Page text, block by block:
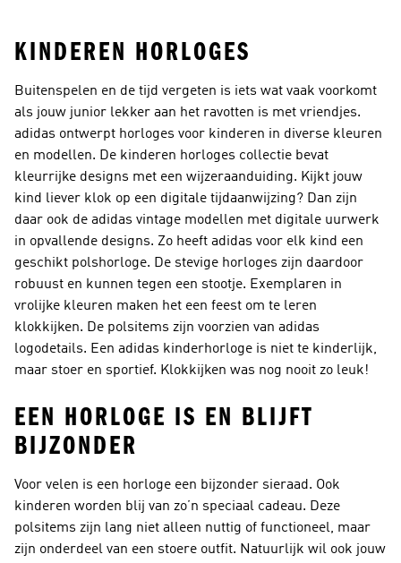
KINDEREN HORLOGES
Buitenspelen en de tijd vergeten is iets wat vaak voorkomt
als jouw junior lekker aan het ravotten is met vriendjes.
adidas ontwerpt horloges voor kinderen in diverse kleuren
en modellen. De kinderen horloges collectie bevat
kleurrijke designs met een wijzeraanduiding. Kijkt jouw
kind liever klok op een digitale tijdaanwijzing? Dan zijn
daar ook de adidas vintage modellen met digitale uurwerk
in opvallende designs. Zo heeft adidas voor elk kind een
geschikt polshorloge. De stevige horloges zijn daardoor
robuust en kunnen tegen een stootje. Exemplaren in
vrolijke kleuren maken het een feest om te leren
klokkijken. De polsitems zijn voorzien van adidas
logodetails. Een adidas kinderhorloge is niet te kinderlijk,
maar stoer en sportief. Klokkijken was nog nooit zo leuk!
EEN HORLOGE IS EN BLIJFT
BIJZONDER
Voor velen is een horloge een bijzonder sieraad. Ook
kinderen worden blij van zo’n speciaal cadeau. Deze
polsitems zijn lang niet alleen nuttig of functioneel, maar
zijn onderdeel van een stoere outfit. Natuurlijk wil ook jouw